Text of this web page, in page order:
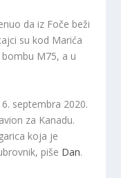
da iz Foče beži
su kod Marića
M75, a u
septembra 2020.
za Kanadu.
koja je
piše Dan.